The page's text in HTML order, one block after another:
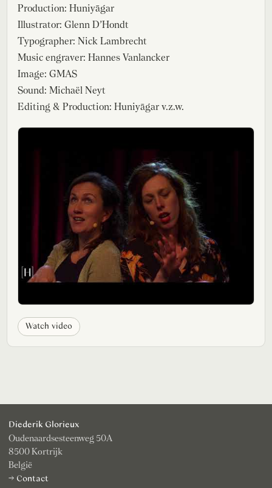
Production: Huniyāgar
Illustrator: Glenn D’Hondt
Typographer: Nick Lambrecht
Music engraver: Hannes Vanlancker
Image: GMAS
Sound: Michaël Neyt
Editing & Production: Huniyāgar v.z.w.
Watch video
Diederik Glorieux
Oudenaardsesteenweg 50A
8500 Kortrijk
België
→ Contact